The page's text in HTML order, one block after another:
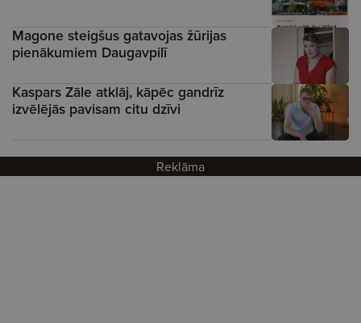
Magone steigšus gatavojas žūrijas
pienākumiem Daugavpilī
Kaspars Zāle atklāj, kāpēc gandrīz
izvēlējās pavisam citu dzīvi
Reklāma